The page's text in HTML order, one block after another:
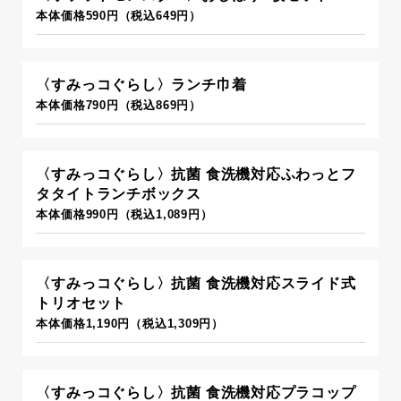
本体価格590円（税込649円）
〈すみっコぐらし〉ランチ巾着
本体価格790円（税込869円）
〈すみっコぐらし〉抗菌 食洗機対応ふわっとフ
タタイトランチボックス
本体価格990円（税込1,089円）
〈すみっコぐらし〉抗菌 食洗機対応スライド式
トリオセット
本体価格1,190円（税込1,309円）
〈すみっコぐらし〉抗菌 食洗機対応プラコップ